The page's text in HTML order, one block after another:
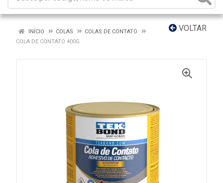
VOLTAR
INÍCIO COLAS
COLAS DE CONTATO
COLA DE CONTATO 400G